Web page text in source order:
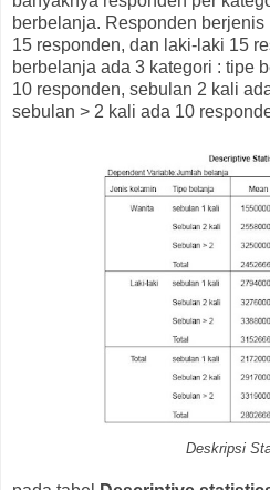
berbelanja. Responden
15 responden, dan laki-laki 15
berbelanja ada 3 kategori : tipe
10 responden, sebulan 2 kali
sebulan > 2 kali ada 10
Deskripsi